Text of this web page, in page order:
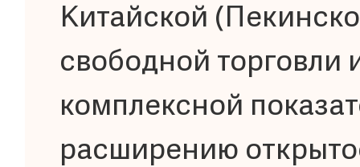
Китайской
свободной торговли
комплексной
расширению